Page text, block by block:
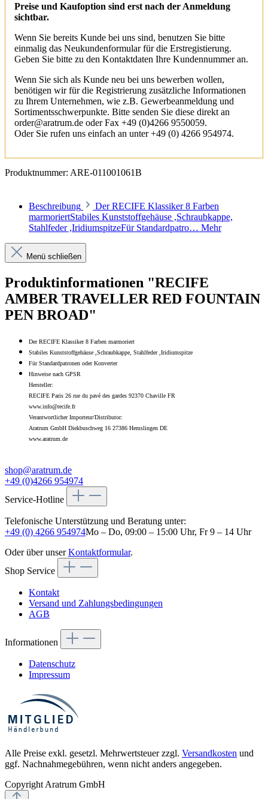
Preise und Kaufoption sind erst nach der Anmeldung
sichtbar.
Wenn Sie bereits Kunde bei uns sind, benutzen Sie bitte
einmalig das Neukundenformular für die Erstregistierung.
Geben Sie bitte zu den Kontaktdaten Ihre Kundennummer an.
Wenn Sie sich als Kunde neu bei uns bewerben wollen,
benötigen wir für die Registrierung zusätzliche Informationen
zu Ihrem Unternehmen, wie z.B. Gewerbeanmeldung und
Sortimentsschwerpunkte. Bitte senden Sie diese direkt an
order@aratrum.de oder Fax +49 (0)4266 9550059.
Oder Sie rufen uns einfach an unter +49 (0) 4266 954974.
Produktnummer: ARE-011001061B
Beschreibung
Der RECIFE Klassiker 8 Farben
marmoriertStabiles Kunststoffgehäuse ,Schraubkappe,
Stahlfeder ,IridiumspitzeFür Standardpatro… Mehr
Menü schließen
Produktinformationen "RECIFE
AMBER TRAVELLER RED FOUNTAIN
PEN BROAD"
Der RECIFE Klassiker 8 Farben marmoriert
Stabiles Kunststoffgehäuse ,Schraubkappe, Stahlfeder ,Iridiumspitze
Für Standardpatronen oder Konverter
Hinweise nach GPSR
Hersteller:
RECIFE Paris 26 rue du pavé des gardes 92370 Chaville FR
www.info@recife.fr
Verantwortlicher Importeur/Distributor:
Aratrum GmbH Diekbuschweg 16 27386 Hemslingen DE
www.aratrum.de
shop@aratrum.de
+49 (0)4266 954974
Service-Hotline
Telefonische Unterstützung und Beratung unter:
+49 (0) 4266 954974Mo – Do, 09:00 – 15:00 Uhr, Fr 9 – 14 Uhr
Oder über unserKontaktformular.
Shop Service
Kontakt
Versand und Zahlungsbedingungen
AGB
Informationen
Datenschutz
Impressum
Alle Preise exkl. gesetzl. Mehrwertsteuer zzgl. Versandkosten und
ggf. Nachnahmegebühren, wenn nicht anders angegeben.
Copyright Aratrum GmbH